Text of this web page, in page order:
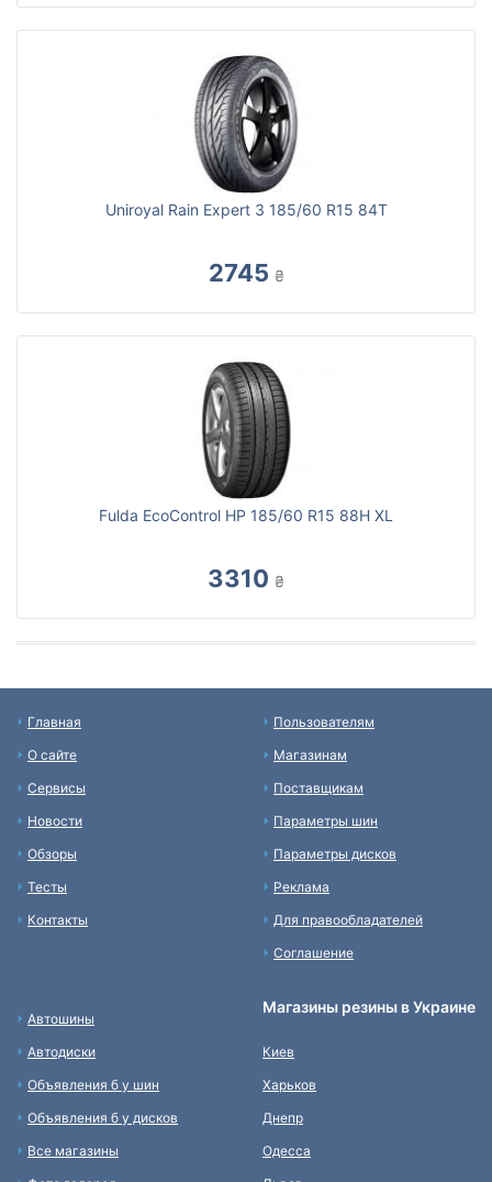
Uniroyal Rain Expert 3 185/60 R15 84T
2745 ₴
Fulda EcoControl HP 185/60 R15 88H XL
3310 ₴
Главная
О сайте
Сервисы
Новости
Обзоры
Тесты
Контакты
Пользователям
Магазинам
Поставщикам
Параметры шин
Параметры дисков
Реклама
Для правообладателей
Соглашение
Автошины
Автодиски
Объявления б у шин
Объявления б у дисков
Все магазины
Магазины резины в Украине
Киев
Харьков
Днепр
Одесса